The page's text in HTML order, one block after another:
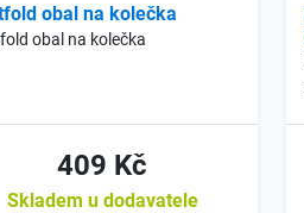
obal na kolečka
obal na kolečka
409 Kč
Skladem u dodavatele